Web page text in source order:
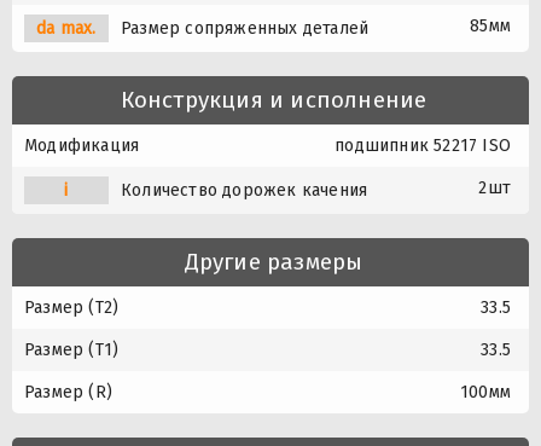
da max. Размер сопряженных деталей 85мм
Конструкция и исполнение
Модификация подшипник 52217 ISO
i Количество дорожек качения 2шт
Другие размеры
Размер (T2) 33.5
Размер (T1) 33.5
Размер (R) 100мм